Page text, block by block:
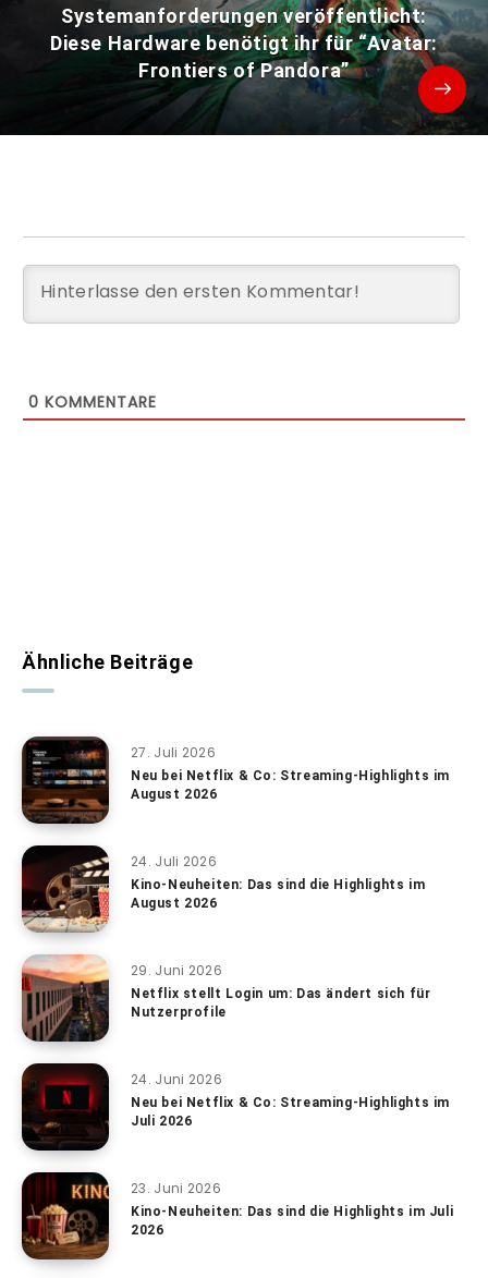
Systemanforderungen veröffentlicht:
Diese Hardware benötigt ihr für “Avatar:
Frontiers of Pandora”
0 KOMMENTARE
Ähnliche Beiträge
27. Juli 2026
Neu bei Netflix & Co: Streaming-Highlights im
August 2026
24. Juli 2026
Kino-Neuheiten: Das sind die Highlights im
August 2026
29. Juni 2026
Netflix stellt Login um: Das ändert sich für
Nutzerprofile
24. Juni 2026
Neu bei Netflix & Co: Streaming-Highlights im
Juli 2026
23. Juni 2026
Kino-Neuheiten: Das sind die Highlights im Juli
2026